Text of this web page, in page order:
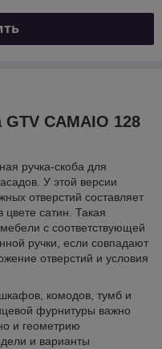
CAMAIO 128
ручка-скоба для
У этой версии
отверстий составляет
сатин. Такая
с соответствующей
ручки, если совпадают
отверстий и условия
комодов, тумб и
фурнитуры важно
и геометрию
и варианты